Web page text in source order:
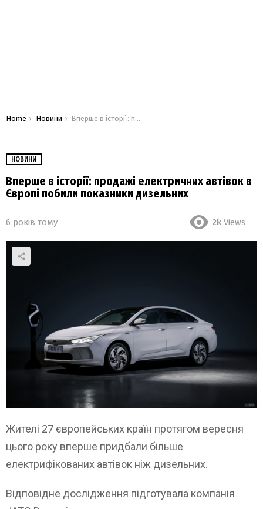
You are here:
Home Новини Вперше в історії: продажі електричних автівок в Європі побили показники дизельних
НОВИНИ
Вперше в історії: продажі електричних автівок в
Європі побили показники дизельних
6 років тому 2k Views
Жителі 27 європейських країн протягом вересня
цього року вперше придбали більше
електрифікованих автівок ніж дизельних.
Відповідне дослідження підготувала компанія